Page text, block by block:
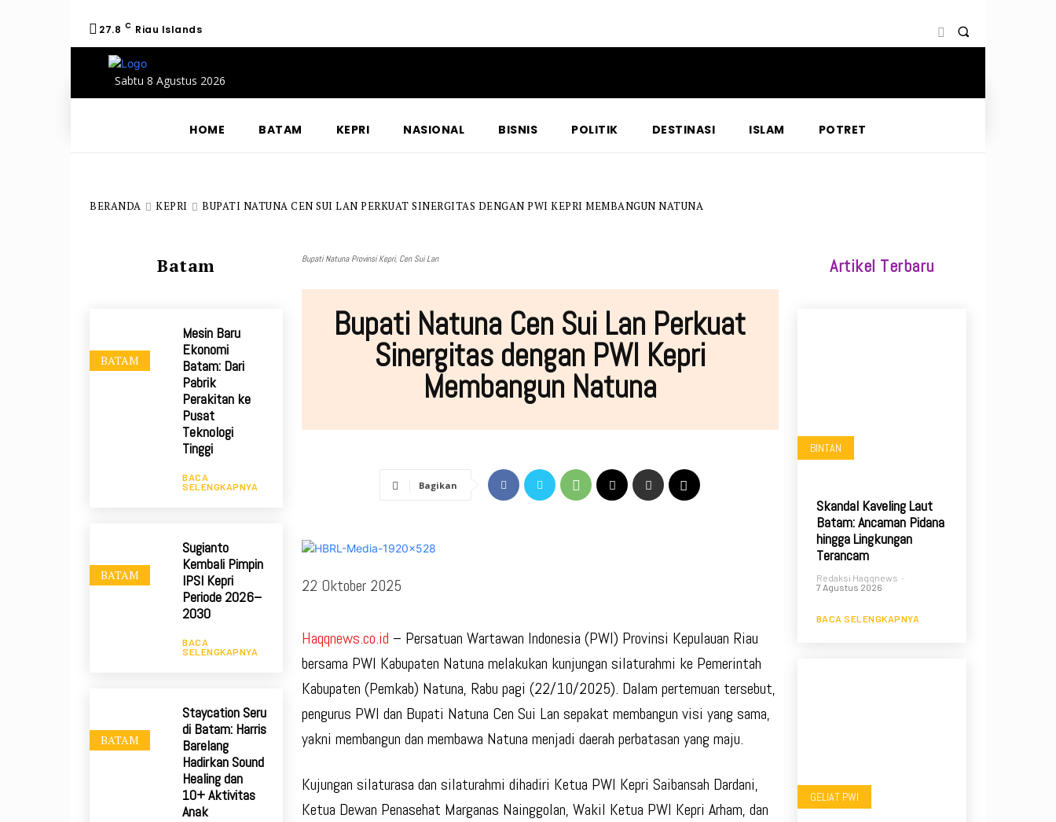
27.8 C Riau Islands
Sabtu 8 Agustus 2026
HOME BATAM KEPRI NASIONAL BISNIS POLITIK DESTINASI ISLAM POTRET
BERANDA KEPRI BUPATI NATUNA CEN SUI LAN PERKUAT SINERGITAS DENGAN PWI KEPRI MEMBANGUN NATUNA
Batam
BATAM
Mesin Baru
Ekonomi
Batam: Dari
Pabrik
Perakitan ke
Pusat
Teknologi
Tinggi
BACA
SELENGKAPNYA
BATAM
Sugianto
Kembali Pimpin
IPSI Kepri
Periode 2026–
2030
BACA
SELENGKAPNYA
BATAM
Staycation Seru
di Batam: Harris
Barelang
Hadirkan Sound
Healing dan
10+ Aktivitas
Anak
Bupati Natuna Provinsi Kepri, Cen Sui Lan
Bupati Natuna Cen Sui Lan Perkuat
Sinergitas dengan PWI Kepri
Membangun Natuna
Bagikan
22 Oktober 2025
Haqqnews.co.id – Persatuan Wartawan Indonesia (PWI) Provinsi Kepulauan Riau
bersama PWI Kabupaten Natuna melakukan kunjungan silaturahmi ke Pemerintah
Kabupaten (Pemkab) Natuna, Rabu pagi (22/10/2025). Dalam pertemuan tersebut,
pengurus PWI dan Bupati Natuna Cen Sui Lan sepakat membangun visi yang sama,
yakni membangun dan membawa Natuna menjadi daerah perbatasan yang maju.
Kujungan silaturasa dan silaturahmi dihadiri Ketua PWI Kepri Saibansah Dardani,
Ketua Dewan Penasehat Marganas Nainggolan, Wakil Ketua PWI Kepri Arham, dan
Artikel Terbaru
BINTAN
Skandal Kaveling Laut
Batam: Ancaman Pidana
hingga Lingkungan
Terancam
Redaksi Haqqnews -
7 Agustus 2026
BACA SELENGKAPNYA
GELIAT PWI